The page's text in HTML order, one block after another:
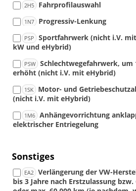
2H5 Fahrprofilauswahl
1N7 Progressiv-Lenkung
PSP
Sportfahrwerk (nicht i.V. mit
kW und eHybrid)
PSW Schlechtwegefahrwerk, um
erhöht (nicht i.V. mit eHybrid)
1SK
Motor- und
(nicht i.V. mit eHybrid)
1M6 Anhängevorrichtung
elektrischer Entriegelung
Sonstiges
EA2 Verlängerung der VW-
bis 3 Jahre nach Erstzulassung